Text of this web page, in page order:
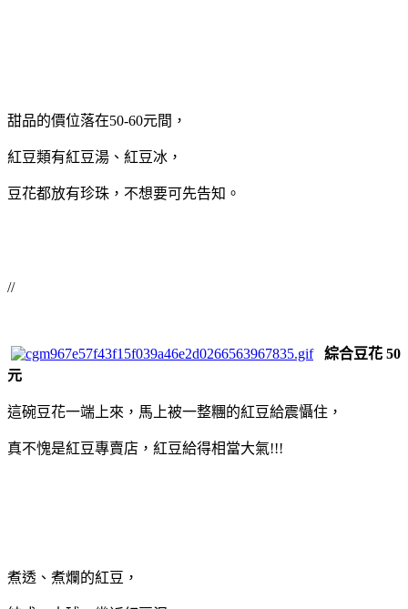
甜品的價位落在50-60元間，
紅豆類有紅豆湯、紅豆冰，
豆花都放有珍珠，不想要可先告知。
//
綜合豆花 50
元
這碗豆花一端上來，馬上被一整糰的紅豆給震懾住，
真不愧是紅豆專賣店，紅豆給得相當大氣!!!
煮透、煮爛的紅豆，